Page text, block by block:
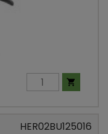

HER02BU125016